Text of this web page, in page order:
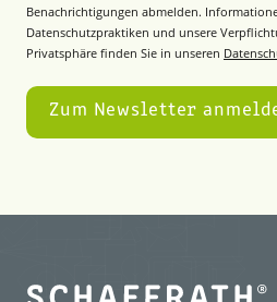
Benachrichtigungen abmelden.
Datenschutzpraktiken und unsere
Privatsphäre finden Sie in unseren